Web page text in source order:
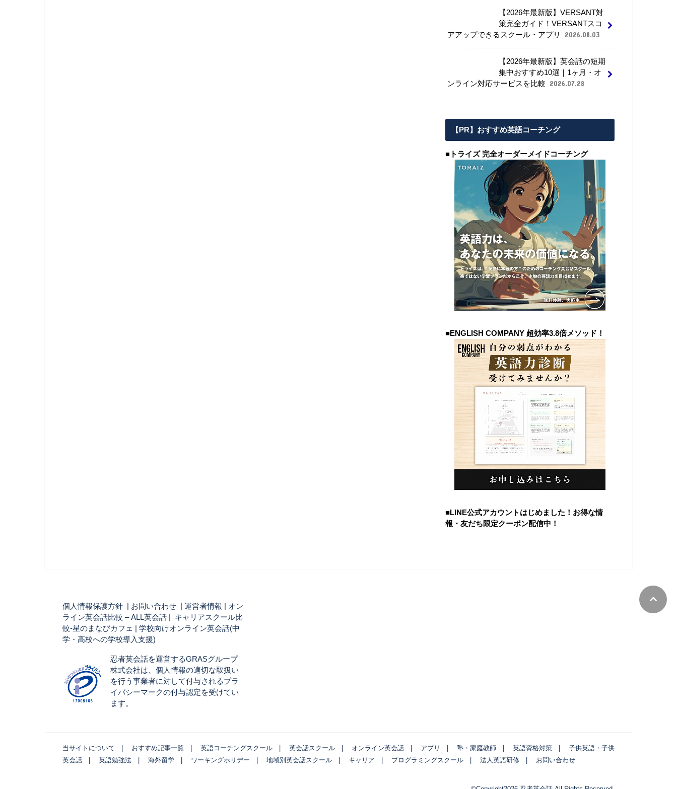
【2026年最新版】VERSANT対
策完全ガイド！VERSANTスコ
アアップできるスクール・アプリ
2026.08.03
【2026年最新版】英会話の短期
集中おすすめ10選｜1ヶ月・オ
ンライン対応サービスを比較
2026.07.28
【PR】おすすめ英語コーチング
■トライズ 完全オーダーメイドコーチング
■ENGLISH COMPANY 超効率3.8倍メソッド！
■LINE公式アカウントはじめました！お得な情
報・友だち限定クーポン配信中！
個人情報保護方針 お問い合わせ 運営者情報
オン
ライン英会話比較 – ALL英会話 | キャリアスクール比
較-星のまなびカフェ | 学校向けオンライン英会話(中
学・高校への学校導入支援)
忍者英会話を運営するGRASグループ
株式会社は、個人情報の適切な取扱い
を行う事業者に対して付与されるプラ
イバシーマークの付与認定を受けてい
ます。
当サイトについて おすすめ記事一覧 英語コーチングスクール 英会話スクール オンライン英会話 アプリ 塾・家庭教師 英語資格対策
子供英語・子供
英会話
英語勉強法 海外留学 ワーキングホリデー 地域別英会話スクール キャリア プログラミングスクール 法人英語研修 お問い合わせ